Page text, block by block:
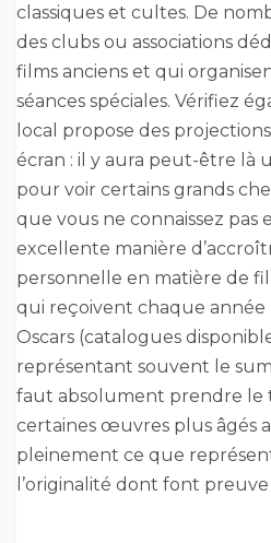
classiques et cultes. De
des clubs ou associations
films anciens et qui
séances spéciales. Vérifiez
local propose des
écran : il y aura peut-être là
pour voir certains grands
que vous ne connaissez pas
excellente manière
personnelle en matière de
qui reçoivent chaque
Oscars (catalogues
représentant souvent le
faut absolument prendre le
certaines œuvres plus âgés
pleinement ce que
l’originalité dont font